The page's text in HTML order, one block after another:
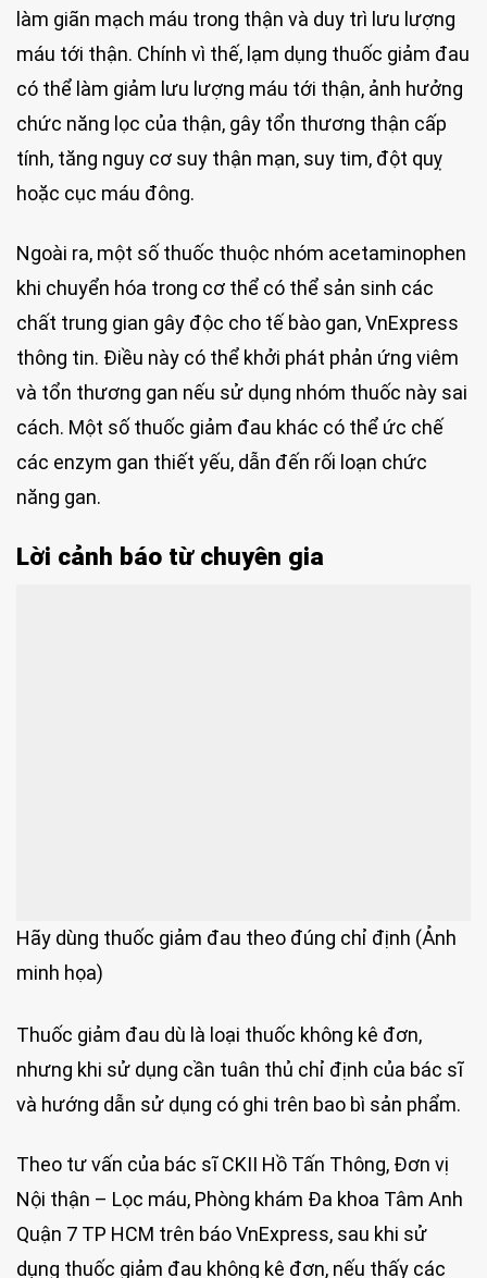
làm giãn mạch máu trong thận và duy trì lưu lượng
máu tới thận. Chính vì thế, lạm dụng thuốc giảm đau
có thể làm giảm lưu lượng máu tới thận, ảnh hưởng
chức năng lọc của thận, gây tổn thương thận cấp
tính, tăng nguy cơ suy thận mạn, suy tim, đột quỵ
hoặc cục máu đông.
Ngoài ra, một số thuốc thuộc nhóm acetaminophen
khi chuyển hóa trong cơ thể có thể sản sinh các
chất trung gian gây độc cho tế bào gan, VnExpress
thông tin. Điều này có thể khởi phát phản ứng viêm
và tổn thương gan nếu sử dụng nhóm thuốc này sai
cách. Một số thuốc giảm đau khác có thể ức chế
các enzym gan thiết yếu, dẫn đến rối loạn chức
năng gan.
Lời cảnh báo từ chuyên gia
Hãy dùng thuốc giảm đau theo đúng chỉ định (Ảnh
minh họa)
Thuốc giảm đau dù là loại thuốc không kê đơn,
nhưng khi sử dụng cần tuân thủ chỉ định của bác sĩ
và hướng dẫn sử dụng có ghi trên bao bì sản phẩm.
Theo tư vấn của bác sĩ CKII Hồ Tấn Thông, Đơn vị
Nội thận – Lọc máu, Phòng khám Đa khoa Tâm Anh
Quận 7 TP HCM trên báo VnExpress, sau khi sử
dụng thuốc giảm đau không kê đơn, nếu thấy các